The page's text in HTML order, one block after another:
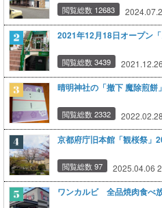
閲覧総数 12683
2021年12月18日オープン「
閲覧総数 3439
晴明神社の「撤下 魔除煎餅」
閲覧総数 2332
京都府庁旧本館「観桜祭」
閲覧総数 97 2025.04.06
ワンカルビ 全品焼肉食べ